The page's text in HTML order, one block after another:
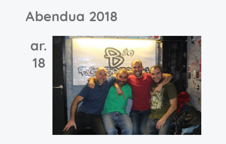
Abendua 2018
ar.
18